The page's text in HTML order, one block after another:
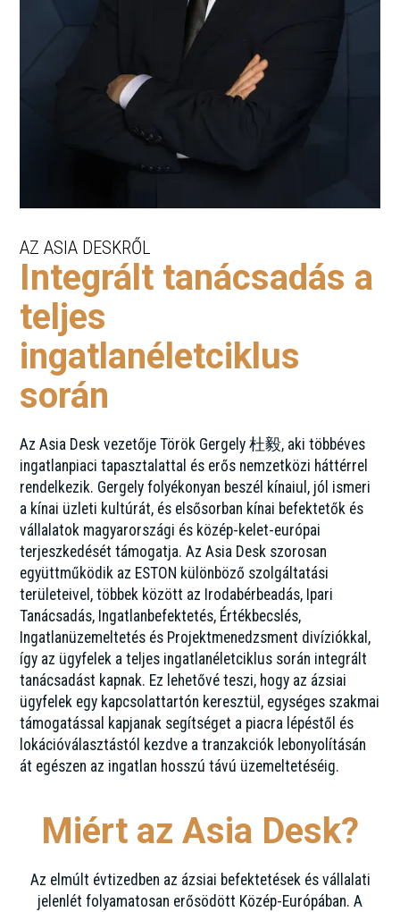
AZ ASIA DESKRŐL
Integrált tanácsadás a
teljes
ingatlanéletciklus
során
Az Asia Desk vezetője Török Gergely 杜毅, aki többéves
ingatlanpiaci tapasztalattal és erős nemzetközi háttérrel
rendelkezik. Gergely folyékonyan beszél kínaiul, jól ismeri
a kínai üzleti kultúrát, és elsősorban kínai befektetők és
vállalatok magyarországi és közép-kelet-európai
terjeszkedését támogatja. Az Asia Desk szorosan
együttműködik az ESTON különböző szolgáltatási
területeivel, többek között az Irodabérbeadás, Ipari
Tanácsadás, Ingatlanbefektetés, Értékbecslés,
Ingatlanüzemeltetés és Projektmenedzsment divíziókkal,
így az ügyfelek a teljes ingatlanéletciklus során integrált
tanácsadást kapnak. Ez lehetővé teszi, hogy az ázsiai
ügyfelek egy kapcsolattartón keresztül, egységes szakmai
támogatással kapjanak segítséget a piacra lépéstől és
lokációválasztástól kezdve a tranzakciók lebonyolításán
át egészen az ingatlan hosszú távú üzemeltetéséig.
Miért az Asia Desk?
Az elmúlt évtizedben az ázsiai befektetések és vállalati
jelenlét folyamatosan erősödött Közép-Európában. A